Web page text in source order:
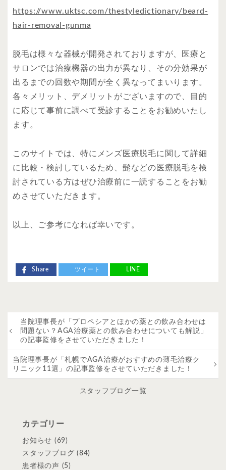
https://www.uktsc.com/thestyledictionary/beard-
hair-removal-gunma
脱毛は様々な器械が開発されておりますが、医療と
サロンでは治療機器の出力が異なり、その分効果が
出るまでの回数や期間が全く異なってまいります。
各々メリット、デメリットがございますので、目的
に応じて事前に調べて受診することをお勧めいたし
ます。
このサイトでは、特にメンズ医療脱毛に関して詳細
に比較・検討しているため、髭などの医療脱毛を検
討されている方はぜひ治療前に一読することをお勧
めさせていただきます。
以上、ご参考になれば幸いです。
Share ツイート LINE
当院理事長が「プロペシアとほかの薬との飲み合わせは
問題ない？AGA治療薬との飲み合わせについても解説」
の記事監修をさせていただきました！
当院理事長が「札幌でAGA治療がおすすめの薄毛治療ク
リニック11選」の記事監修をさせていただきました！
スタッフブログ一覧
カテゴリー
お知らせ (69)
スタッフブログ (84)
患者様の声 (5)